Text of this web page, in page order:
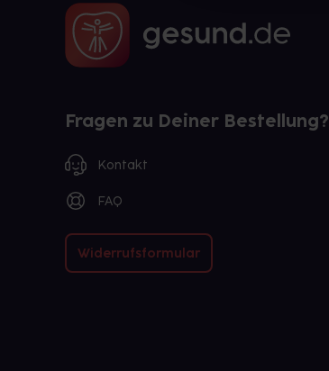
Fragen zu Deiner Bestellung?
Kontakt
FAQ
Widerrufsformular